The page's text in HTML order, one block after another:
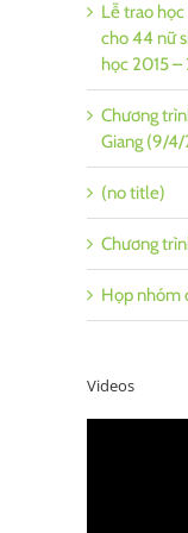
Lễ trao
cho 44 nữ
học 2015 –
Chương
Giang (9/
(no title)
Chương
Họp nhóm
Videos